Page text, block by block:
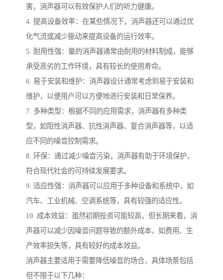
害，消声器可以有效保护人们的听力健康。
4. 提高设备效率：在某些情况下，消声器还可以通过优
化气流或减少振动来提高设备的运行效率。
5. 耐用性强：量的消声器通常由耐用的材料制成，能够
承受恶劣的工作环境，具有较长的使用寿命。
6. 易于安装和维护：消声器设计通常考虑到易于安装和
维护，以便用户可以方便地进行安装和日常保养。
7. 多种类型：根据不同的应用需求，消声器有多种类
型，如阻性消声器、抗性消声器、复合消声器等，以适
应不同的噪音控制需求。
8. 环保：通过减少噪音污染，消声器有助于环境保护，
符合现代社会的可持续发展要求。
9. 适应性强：消声器可以应用于多种设备和系统中，如
汽车、工业机械、空调系统等，具有较强的适应性。
10. 成本效益：虽然初期投资可能较高，但长期来看，消
声器可以减少因噪音问题导致的额外成本，如费用、生
产效率损失等，具有较好的成本效益。
消声器主要适用于需要降低噪音的场合，具体场景包括
但不限于以下几种：